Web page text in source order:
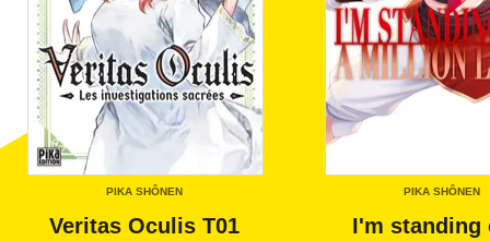
PIKA SHÔNEN
Veritas Oculis T01
PIKA SHÔNEN
I'm standing